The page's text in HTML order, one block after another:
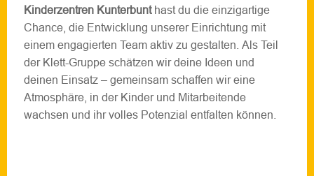
Kinderzentren Kunterbunthast du die einzigartige
Chance, die Entwicklung unserer Einrichtung mit
einem engagierten Team aktiv zu gestalten. Als Teil
der Klett-Gruppe schätzen wir deine Ideen und
deinen Einsatz – gemeinsam schaffen wir eine
Atmosphäre, in der Kinder und Mitarbeitende
wachsen und ihr volles Potenzial entfalten können.